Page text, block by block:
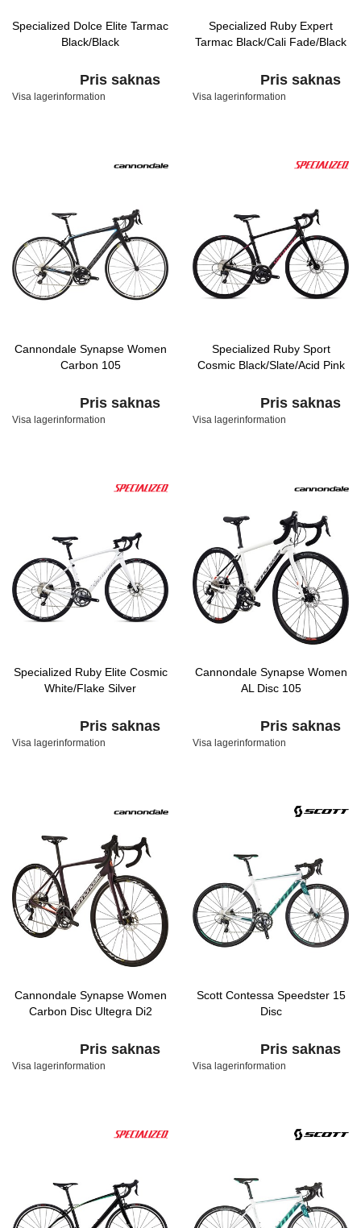
Specialized Dolce Elite Tarmac
Black/Black
Pris saknas
Visa lagerinformation
Specialized Ruby Expert
Tarmac Black/Cali Fade/Black
Pris saknas
Visa lagerinformation
Cannondale Synapse Women
Carbon 105
Pris saknas
Visa lagerinformation
Specialized Ruby Sport
Cosmic Black/Slate/Acid Pink
Pris saknas
Visa lagerinformation
Specialized Ruby Elite Cosmic
White/Flake Silver
Pris saknas
Visa lagerinformation
Cannondale Synapse Women
AL Disc 105
Pris saknas
Visa lagerinformation
Cannondale Synapse Women
Carbon Disc Ultegra Di2
Pris saknas
Visa lagerinformation
Scott Contessa Speedster 15
Disc
Pris saknas
Visa lagerinformation